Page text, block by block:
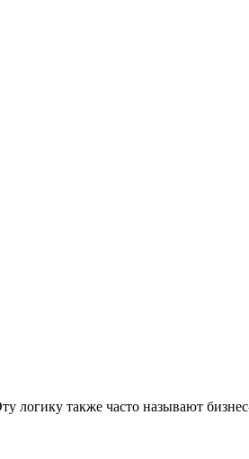
логику также часто называют